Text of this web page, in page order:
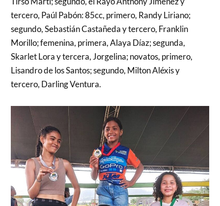
tercero, Paúl Pabón: 85cc, primero, Randy Liriano;
segundo, Sebastián Castañeda y tercero, Franklin
Morillo; femenina, primera, Alaya Díaz; segunda,
Skarlet Lora y tercera, Jorgelina; novatos, primero,
Lisandro de los Santos; segundo, Milton Aléxis y
tercero, Darling Ventura.